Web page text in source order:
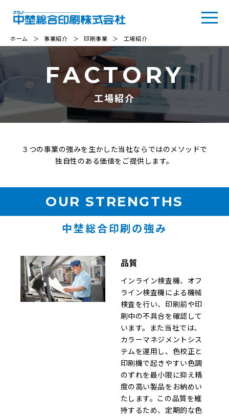
ホーム ＞ 事業紹介 ＞ 印刷事業 ＞ 工場紹介
FACTORY
工場紹介
３つの事業の強みを生かした当社ならではのメソッドで
独自性のある価値をご提供します。
OUR STRENGTHS
中埜総合印刷の強み
品質
インライン検査機、オフ
ライン検査機による機械
検査を行い、印刷前や印
刷中の不具合を確認して
います。また当社では、
カラーマネジメントシス
テムを運用し、色校正と
印刷機で起きやすい色調
のずれを最小限に抑え精
度の高い製品をお納めい
たします。この品質を維
持するため、定期的な色